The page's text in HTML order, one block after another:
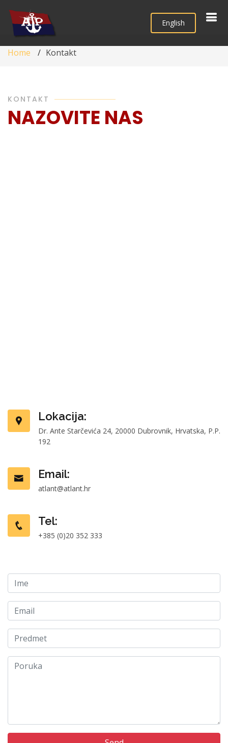
English
Home Kontakt
KONTAKT
NAZOVITE NAS
Lokacija:
Dr. Ante Starčevića 24, 20000 Dubrovnik, Hrvatska, P.P.
192
Email:
atlant@atlant.hr
Tel:
+385 (0)20 352 333